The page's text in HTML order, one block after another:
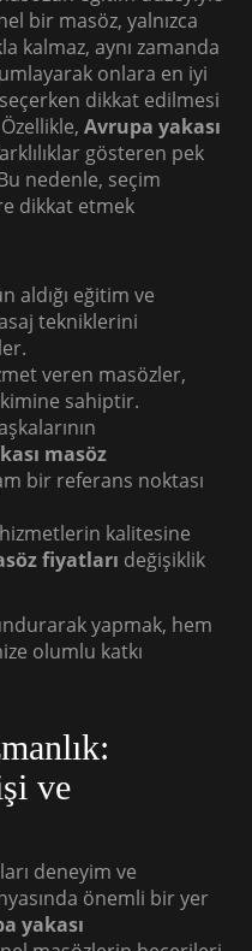
bir masöz, yalnızca
kalmaz, aynı zamanda
onlara en iyi
dikkat edilmesi
Avrupa yakası
gösteren pek
nedenle, seçim
dikkat etmek
aldığı eğitim ve
tekniklerini
veren masözler,
sahiptir.
masöz
bir referans noktası
kalitesine
fiyatları değişiklik
yapmak, hem
olumlu katkı
ve
deneyim ve
önemli bir yer
yakası